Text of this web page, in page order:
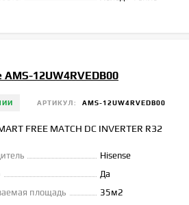
AMS-12UW4RVEDB00
АРТИКУЛ: AMS-12UW4RVEDB00
FREE MATCH DC INVERTER R32
Hisense
Да
площадь
35м2